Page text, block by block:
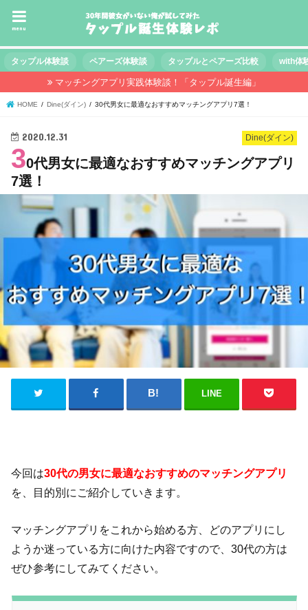
menu
タップル体験談 ペアーズ体験談 タップルとペアーズ比較 with体
マッチングアプリ実践体験談！「タップル誕生編」
HOME Dine(ダイン) 30代男女に最適なおすすめマッチングアプリ7選！
Dine(ダイン)
2020.12.31
30代男女に最適なおすすめマッチングアプリ
7選！
LINE
今回は30代の男女に最適なおすすめのマッチングアプリ
を、目的別にご紹介していきます。
マッチングアプリをこれから始める方、どのアプリにし
ようか迷っている方に向けた内容ですので、30代の方は
ぜひ参考にしてみてください。